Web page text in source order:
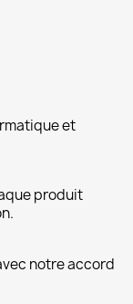
et
produit
notre accord